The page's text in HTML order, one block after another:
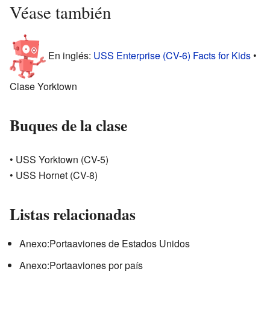
Véase también
En inglés: USS Enterprise (CV-6) Facts for Kids •
Clase Yorktown
Buques de la clase
• USS Yorktown (CV-5)
• USS Hornet (CV-8)
Listas relacionadas
Anexo:Portaaviones de Estados Unidos
Anexo:Portaaviones por país